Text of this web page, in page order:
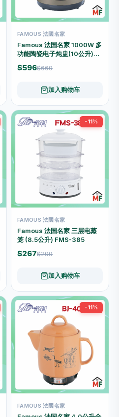
FAMOUS 法國名家
Famous 法国名家 1000W 多
功能陶瓷电子炖盅(10公升)
DYG-40AFP
$596$669
加入购物车
-11%
FAMOUS 法國名家
Famous 法国名家 三层电蒸
笼 (8.5公升) FMS-385
$267$299
加入购物车
-11%
FAMOUS 法國名家